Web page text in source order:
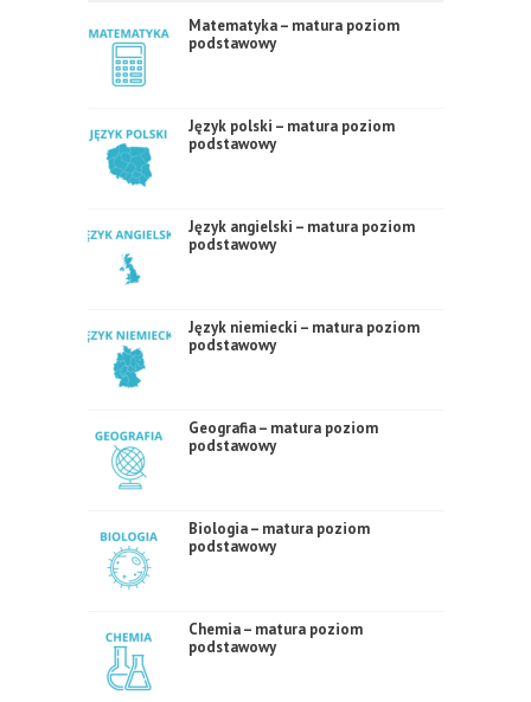
Matematyka – matura poziom
podstawowy
Język polski – matura poziom
podstawowy
Język angielski – matura poziom
podstawowy
Język niemiecki – matura poziom
podstawowy
Geografia – matura poziom
podstawowy
Biologia – matura poziom
podstawowy
Chemia – matura poziom
podstawowy